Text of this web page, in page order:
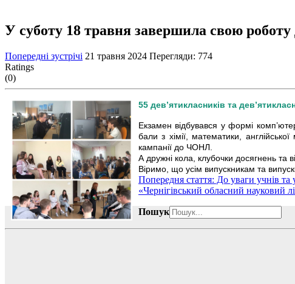
У суботу 18 травня завершила свою
Попередні зустрічі 21 травня 2024 Перегляди: 774
Ratings
(0)
55 дев’ятикласників та
Екзамен відбувався у формі
бали з хімії, математики,
кампанії до ЧОНЛ.
А дружні кола, клубочки досягнень та
Віримо, що усім випускникам та
Попередня стаття: До уваги учнів
«Чернігівський обласний науковий
Пошук